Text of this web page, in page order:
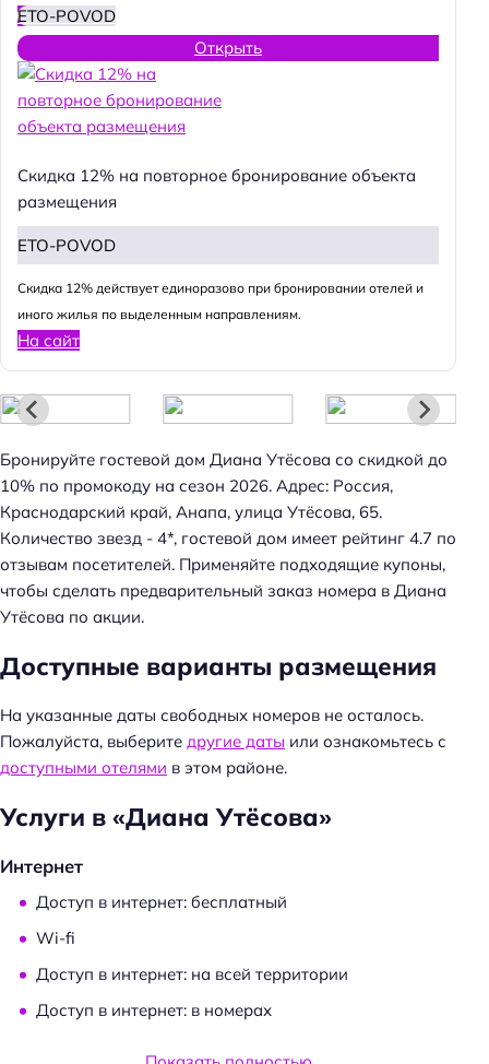
ETO-POVOD
Открыть
Скидка 12% на повторное бронирование объекта
размещения
ETO-POVOD
Cкидка 12% действует единоразово при бронировании отелей и
иного жилья по выделенным направлениям.
На сайт
Бронируйте гостевой дом Диана Утёсова со скидкой до
10% по промокоду на сезон 2026. Адрес: Россия,
Краснодарский край, Анапа, улица Утёсова, 65.
Количество звезд - 4*, гостевой дом имеет рейтинг 4.7 по
отзывам посетителей. Применяйте подходящие купоны,
чтобы сделать предварительный заказ номера в Диана
Утёсова по акции.
Доступные варианты размещения
На указанные даты свободных номеров не осталось.
Пожалуйста, выберите другие даты или ознакомьтесь с
доступными отелями в этом районе.
Услуги в «Диана Утёсова»
Интернет
Доступ в интернет: бесплатный
Wi-fi
Доступ в интернет: на всей территории
Доступ в интернет: в номерах
Услуги и удобства
Н
т
и